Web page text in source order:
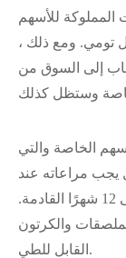
المملوكة للأسهم
تومي. ومع ذلك ،
إلى السوق من
الخاصة والتي
شهرًا هو عامل يجب مراعاته عند
تقييم إمكانية الصفقة خلال الأشهر الستة إلى 12 شهرًا القادمة.
والكرتون
القابل للطي.